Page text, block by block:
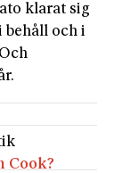
klarat sig
behåll och i
Cook?